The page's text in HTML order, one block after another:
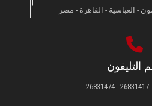
- العباسية - القاهرة - مصر
التليفون